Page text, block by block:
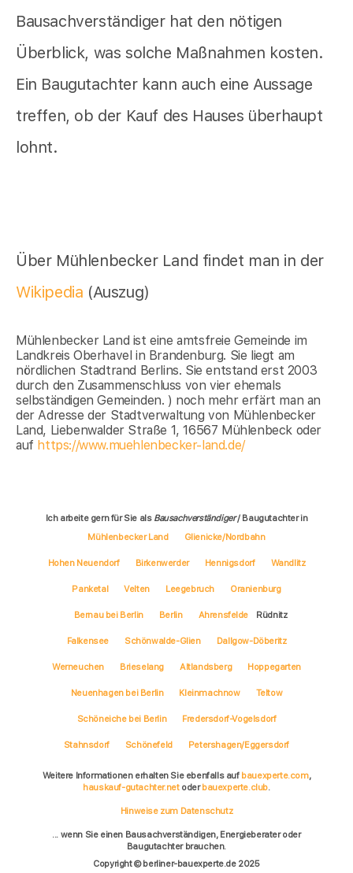
Bausachverständiger hat den nötigen
Überblick, was solche Maßnahmen kosten.
Ein Baugutachter kann auch eine Aussage
treffen, ob der Kauf des Hauses überhaupt
lohnt.
Über Mühlenbecker Land findet man in der
Wikipedia (Auszug)
Mühlenbecker Land ist eine amtsfreie Gemeinde im
Landkreis Oberhavel in Brandenburg. Sie liegt am
nördlichen Stadtrand Berlins. Sie entstand erst 2003
durch den Zusammenschluss von vier ehemals
selbständigen Gemeinden. ) noch mehr erfärt man an
der Adresse der Stadtverwaltung von Mühlenbecker
Land, Liebenwalder Straße 1, 16567 Mühlenbeck oder
auf https://www.muehlenbecker-land.de/
Ich arbeite gern für Sie als Bausachverständiger/ Baugutachter in
Mühlenbecker Land
Glienicke/Nordbahn
Hohen Neuendorf Birkenwerder Hennigsdorf Wandlitz
Panketal Velten Leegebruch Oranienburg
Bernau bei Berlin Berlin Ahrensfelde Rüdnitz
Falkensee Schönwalde-Glien Dallgow-Döberitz
Werneuchen Brieselang Altlandsberg Hoppegarten
Neuenhagen bei Berlin Kleinmachnow Teltow
Schöneiche bei Berlin Fredersdorf-Vogelsdorf
Stahnsdorf Schönefeld Petershagen/Eggersdorf
Weitere Informationen erhalten Sie ebenfalls auf bauexperte.com,
hauskauf-gutachter.netoderbauexperte.club.
Hinweise zum Datenschutz
... wenn Sie einen Bausachverständigen, Energieberater oder
Baugutachter brauchen.
Copyright © berliner-bauexperte.de 2025